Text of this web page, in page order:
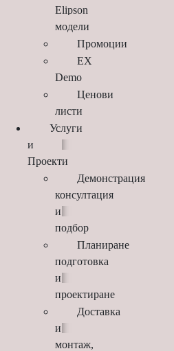
Elipson
модели
Промоции
EX
Demo
Ценови
листи
Услуги
и
Проекти
Демонстрация
консултация
и
подбор
Планиране
подготовка
и
проектиране
Доставка
и
монтаж,